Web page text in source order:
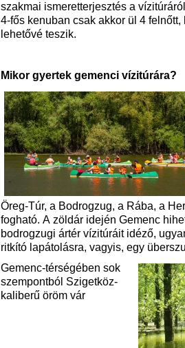
szakmai ismeretterjesztés a
4-fős kenuban csak akkor ül 4
lehetővé teszik.
Mikor gyertek gemenci vízitúrára?
Öreg-Túr, a Bodrogzug, a Rába, a
fogható. A zöldár idején Gemenc
bodrogzugi ártér vízitúráit idéző,
ritkító lapátolásra, vagyis, egy
Gemenc-térségében sok
szempontból Szigetköz-
kaliberű öröm vár